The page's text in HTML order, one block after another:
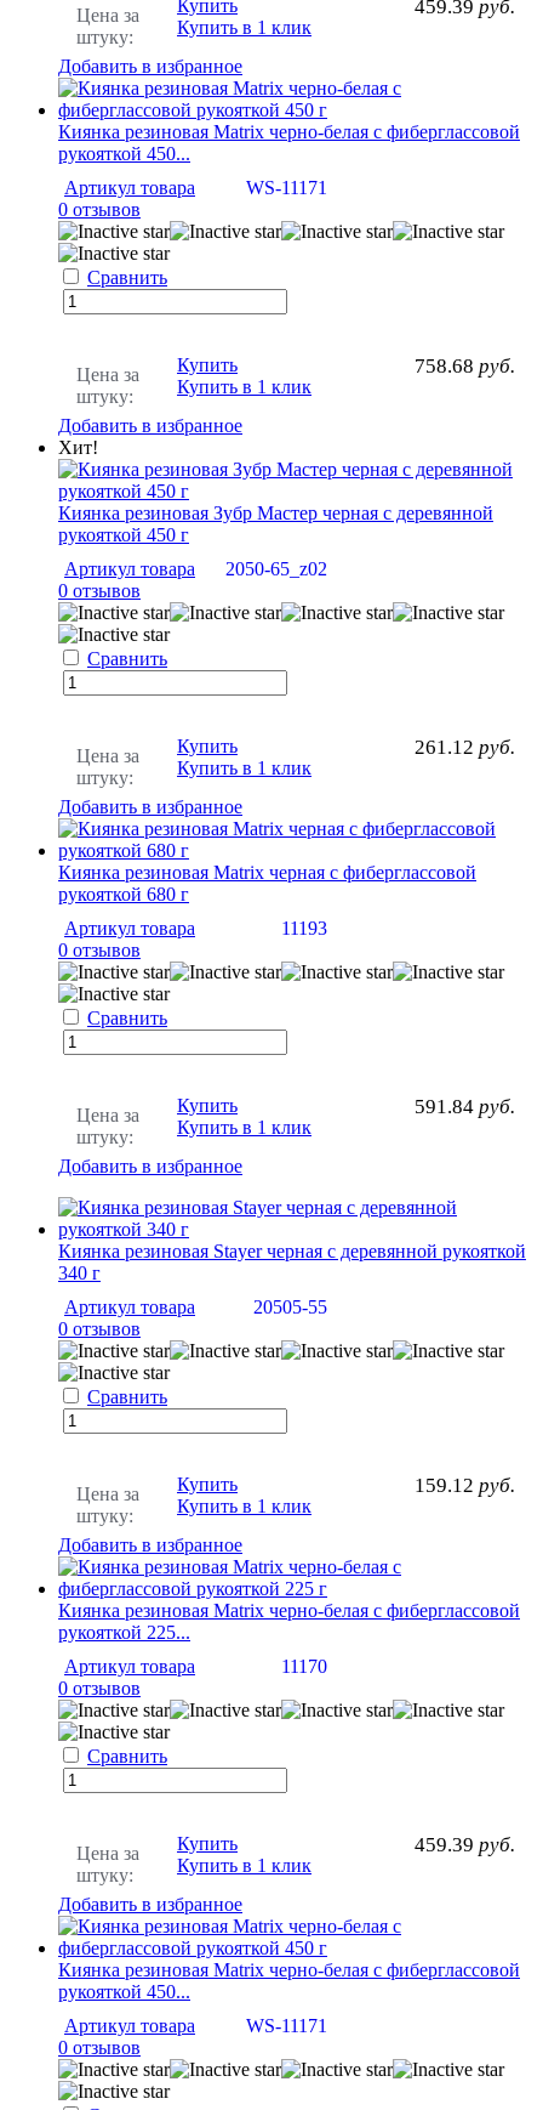
Цена за
штуку:
459.39 руб.
Купить
Купить в 1 клик
Добавить в избранное
Киянка резиновая Matrix черно-белая с фиберглассовой
рукояткой 450...
Артикул товара
WS-11171
0 отзывов
Сравнить
Цена за
штуку:
758.68 руб.
Купить
Купить в 1 клик
Добавить в избранное
Хит!
Киянка резиновая Зубр Мастер черная с деревянной
рукояткой 450 г
Артикул товара
2050-65_z02
0 отзывов
Сравнить
Цена за
штуку:
261.12 руб.
Купить
Купить в 1 клик
Добавить в избранное
Киянка резиновая Matrix черная с фиберглассовой
рукояткой 680 г
Артикул товара
11193
0 отзывов
Сравнить
Цена за
штуку:
591.84 руб.
Купить
Купить в 1 клик
Добавить в избранное
Киянка резиновая Stayer черная с деревянной рукояткой
340 г
Артикул товара
20505-55
0 отзывов
Сравнить
Цена за
штуку:
159.12 руб.
Купить
Купить в 1 клик
Добавить в избранное
Киянка резиновая Matrix черно-белая с фиберглассовой
рукояткой 225...
Артикул товара
11170
0 отзывов
Сравнить
Цена за
штуку:
459.39 руб.
Купить
Купить в 1 клик
Добавить в избранное
Киянка резиновая Matrix черно-белая с фиберглассовой
рукояткой 450...
Артикул товара
WS-11171
0 отзывов